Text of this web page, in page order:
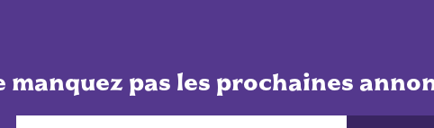
manquez pas les prochaines